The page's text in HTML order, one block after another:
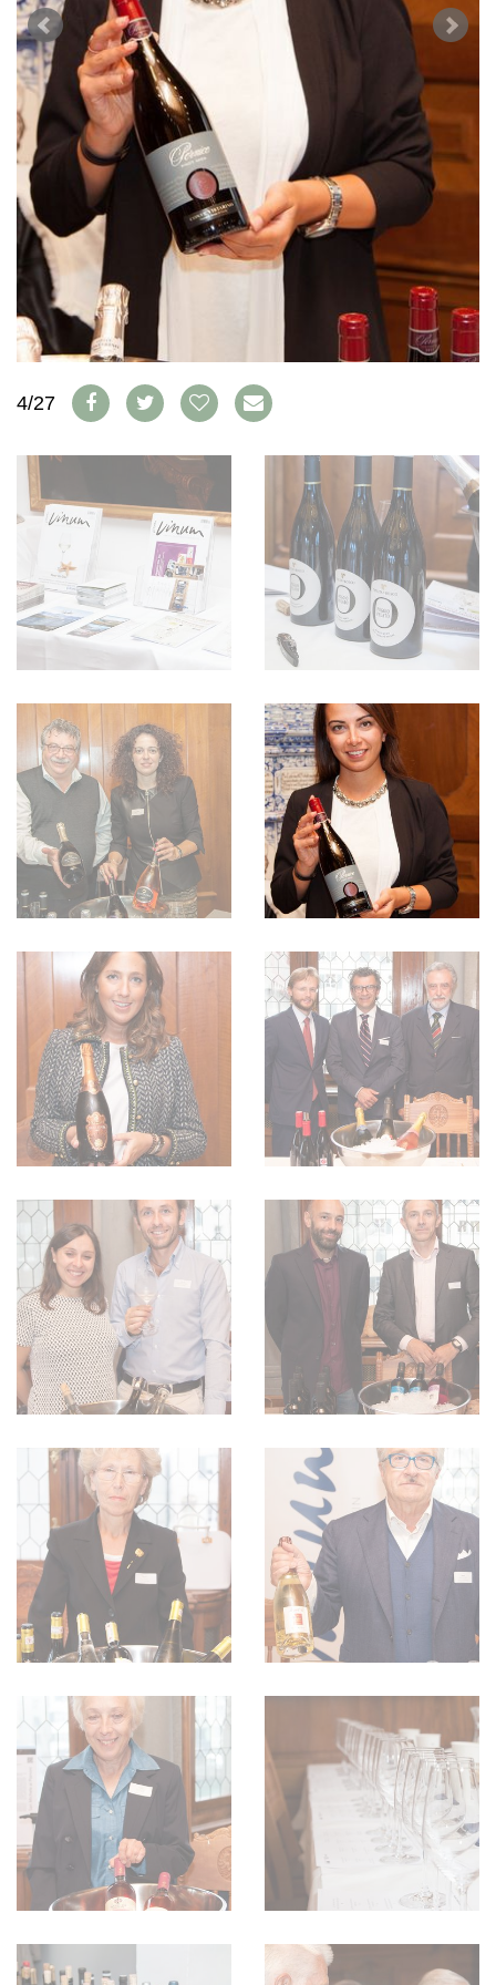
ABO
AUSGABE
ARCHIV
VORTEILSWELT
BÜCHER
WEINSZENE
PORTRAITS
VINOPHILES
ARCHIV
ANMELDEN
AWARDS
GEWINNSPIELE
VORTEILSWELT
TRINKREIFETABELLE
ABO
WEINSUCHE
NEWSLETTER
WINE TRADE CLUB
REDAKTION
JOBS
PRESSE
AGB & DATENSCHUTZ
FAQ
4/27